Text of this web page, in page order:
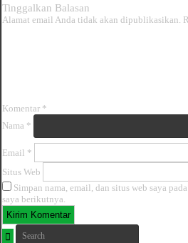
Tinggalkan Balasan
Alamat email Anda tidak akan dipublikasikan.
Komentar *
Nama *
Email *
Situs Web
Simpan nama, email, dan situs web saya
saya berikutnya.